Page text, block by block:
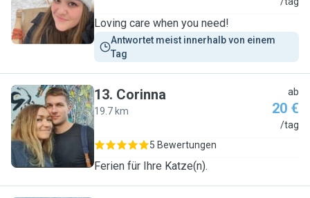
Loving care when you need!
Antwortet meist innerhalb von einem
Tag
C
13. Corinna
19.7 km
ab
20 €
/tag
5 Bewertungen
Ferien für Ihre Katze(n).